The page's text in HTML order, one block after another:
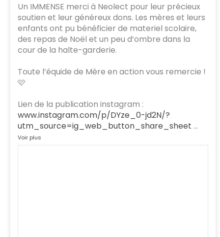
Un IMMENSE merci à Neolect pour leur précieux
soutien et leur généreux dons. Les mères et leurs
enfants ont pu bénéficier de materiel scolaire,
des repas de Noël et un peu d’ombre dans la
cour de la halte-garderie.
Toute l’équide de Mère en action vous remercie !
🩷
Lien de la publication instagram :
www.instagram.com/p/DYze_0-jd2N/?
utm_source=ig_web_button_share_sheet …
Voir plus